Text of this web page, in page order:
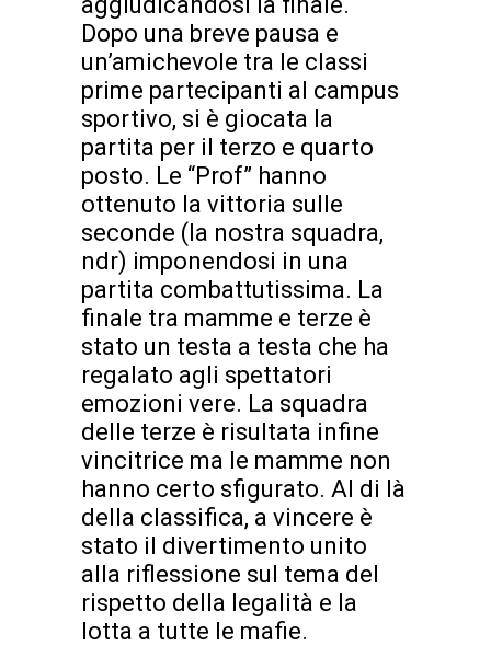
Dopo una breve pausa e
un’amichevole tra le classi
prime partecipanti al campus
sportivo, si è giocata la
partita per il terzo e quarto
posto. Le “Prof” hanno
ottenuto la vittoria sulle
seconde (la nostra squadra,
ndr) imponendosi in una
partita combattutissima. La
finale tra mamme e terze è
stato un testa a testa che ha
regalato agli spettatori
emozioni vere. La squadra
delle terze è risultata infine
vincitrice ma le mamme non
hanno certo sfigurato. Al di là
della classifica, a vincere è
stato il divertimento unito
alla riflessione sul tema del
rispetto della legalità e la
lotta a tutte le mafie.